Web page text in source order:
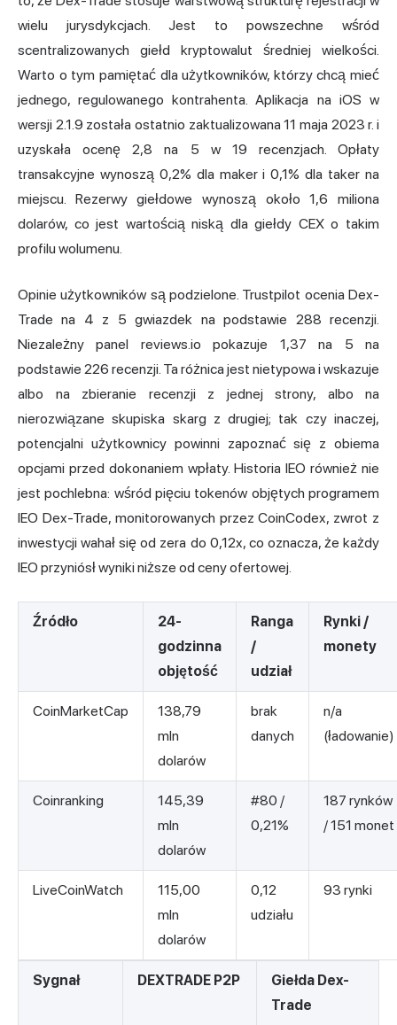
wielu jurysdykcjach. Jest to powszechne wśród
scentralizowanych giełd kryptowalut średniej wielkości.
Warto o tym pamiętać dla użytkowników, którzy chcą mieć
jednego, regulowanego kontrahenta. Aplikacja na iOS w
wersji 2.1.9 została ostatnio zaktualizowana 11 maja 2023 r. i
uzyskała ocenę 2,8 na 5 w 19 recenzjach. Opłaty
transakcyjne wynoszą 0,2% dla maker i 0,1% dla taker na
miejscu. Rezerwy giełdowe wynoszą około 1,6 miliona
dolarów, co jest wartością niską dla giełdy CEX o takim
profilu wolumenu.
Opinie użytkowników są podzielone. Trustpilot ocenia Dex-
Trade na 4 z 5 gwiazdek na podstawie 288 recenzji.
Niezależny panel reviews.io pokazuje 1,37 na 5 na
podstawie 226 recenzji. Ta różnica jest nietypowa i wskazuje
albo na zbieranie recenzji z jednej strony, albo na
nierozwiązane skupiska skarg z drugiej; tak czy inaczej,
potencjalni użytkownicy powinni zapoznać się z obiema
opcjami przed dokonaniem wpłaty. Historia IEO również nie
jest pochlebna: wśród pięciu tokenów objętych programem
IEO Dex-Trade, monitorowanych przez CoinCodex, zwrot z
inwestycji wahał się od zera do 0,12x, co oznacza, że każdy
IEO przyniósł wyniki niższe od ceny ofertowej.
Źródło
24-
godzinna
objętość
Ranga
/
udział
Rynki /
monety
CoinMarketCap
138,79
mln
dolarów
brak
danych
n/a
(ładowanie)
Coinranking
145,39
mln
dolarów
#80 /
0,21%
187 rynków
/ 151 monet
LiveCoinWatch
115,00
mln
dolarów
0,12
udziału
93 rynki
Sygnał DEXTRADE P2P
Giełda Dex-
Trade